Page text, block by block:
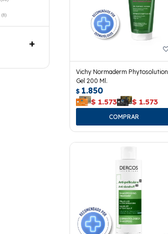
Vichy Normaderm Phytosolution
Gel 200 Ml.
$ 1.850
$ 1.573 $ 1.573
(6)